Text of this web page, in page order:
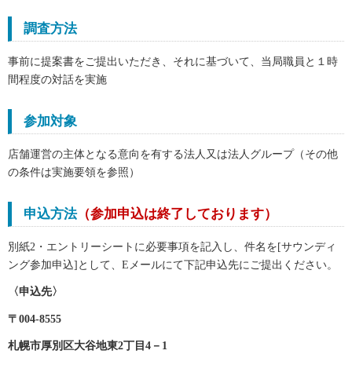
調査方法
事前に提案書をご提出いただき、それに基づいて、当局職員と１時
間程度の対話を実施
参加対象
店舗運営の主体となる意向を有する法人又は法人グループ（その他
の条件は実施要領を参照）
申込方法（参加申込は終了しております）
別紙2・エントリーシートに必要事項を記入し、件名を[サウンディ
ング参加申込]として、Eメールにて下記申込先にご提出ください。
〈申込先〉
〒004-8555
札幌市厚別区大谷地東2丁目4－1